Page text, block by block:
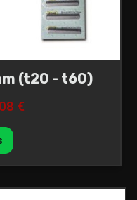
(t20 - t60)
€